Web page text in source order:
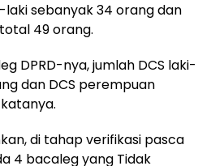
sebanyak 34 orang dan
49 orang.
DPRD-nya, jumlah DCS laki-
dan DCS perempuan
di tahap verifikasi pasca
4 bacaleg yang Tidak